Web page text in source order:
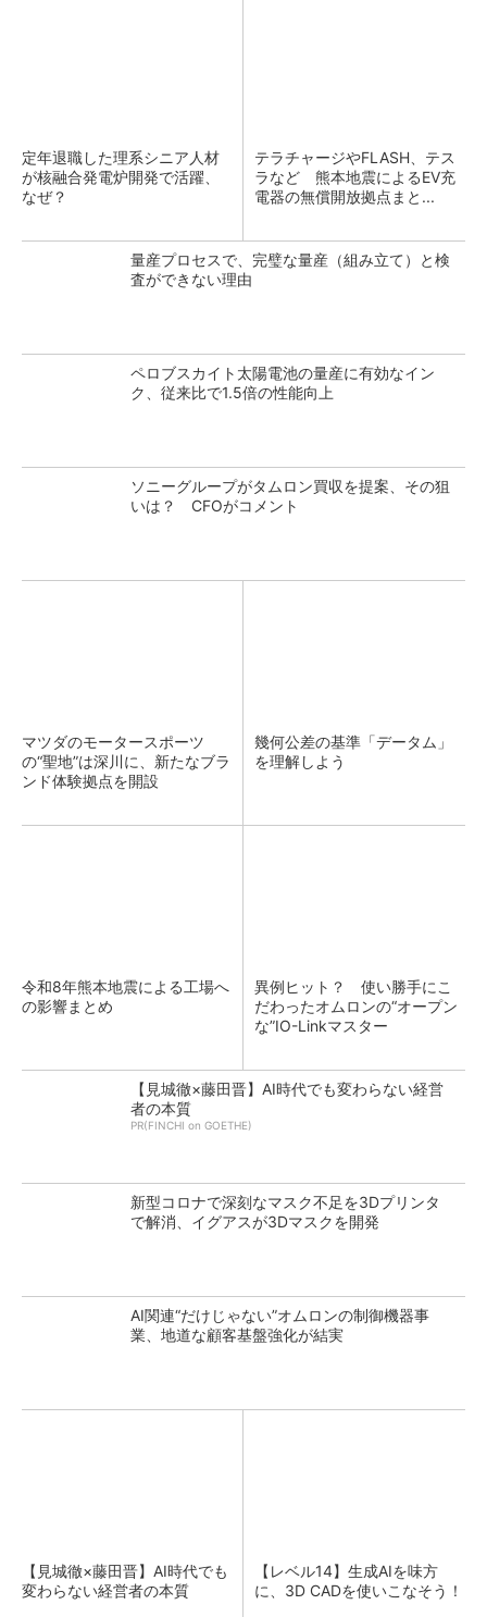
定年退職した理系シニア人材
が核融合発電炉開発で活躍、
なぜ？
テラチャージやFLASH、テス
ラなど 熊本地震によるEV充
電器の無償開放拠点まと...
量産プロセスで、完璧な量産（組み立て）と検
査ができない理由
ペロブスカイト太陽電池の量産に有効なイン
ク、従来比で1.5倍の性能向上
ソニーグループがタムロン買収を提案、その狙
いは？ CFOがコメント
マツダのモータースポーツ
の“聖地”は深川に、新たなブラ
ンド体験拠点を開設
幾何公差の基準「データム」
を理解しよう
令和8年熊本地震による工場へ
の影響まとめ
異例ヒット？ 使い勝手にこ
だわったオムロンの“オープン
な”IO-Linkマスター
【見城徹×藤田晋】AI時代でも変わらない経営
者の本質
PR(FINCHI on GOETHE)
新型コロナで深刻なマスク不足を3Dプリンタ
で解消、イグアスが3Dマスクを開発
AI関連“だけじゃない”オムロンの制御機器事
業、地道な顧客基盤強化が結実
【見城徹×藤田晋】AI時代でも
変わらない経営者の本質
【レベル14】生成AIを味方
に、3D CADを使いこなそう！